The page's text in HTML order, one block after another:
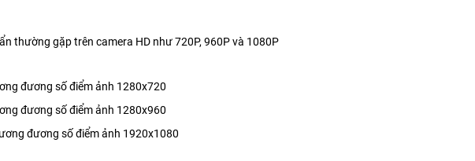
thường gặp trên camera HD như 720P, 960P và 1080P
đương số điểm ảnh 1280x720
đương số điểm ảnh 1280x960
đương số điểm ảnh 1920x1080